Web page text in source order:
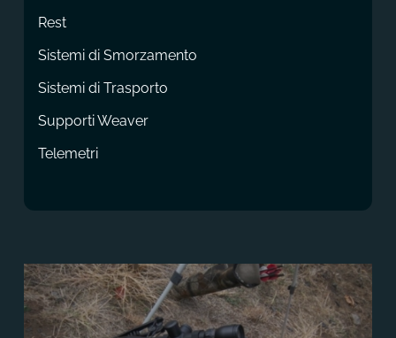
Rest
Sistemi di Smorzamento
Sistemi di Trasporto
Supporti Weaver
Telemetri